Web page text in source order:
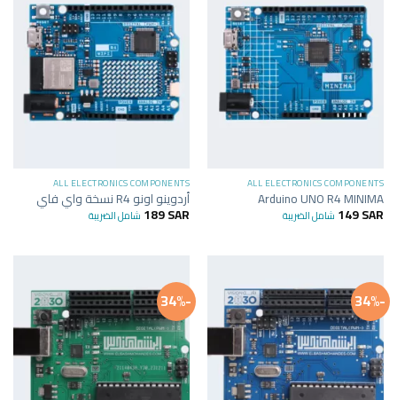
ALL ELECTRONICS COMPONENTS
Arduino UNO R4 MINIMA
149SAR شامل الضريبة
ALL ELECTRONICS COMPONENTS
أردوينو اونو R4 نسخة واي فاي
189SAR شامل الضريبة
-34%
-34%